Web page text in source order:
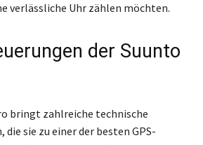
verlässliche Uhr zählen möchten.
der Suunto
bringt zahlreiche technische
sie zu einer der besten GPS-